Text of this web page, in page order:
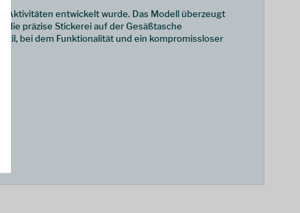
Aktivitäten entwickelt wurde. Das Modell überzeugt
präzise Stickerei auf der Gesäßtasche
bei dem Funktionalität und ein kompromissloser